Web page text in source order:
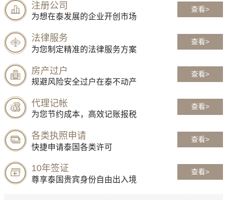
注册公司
为想在泰发展的企业开创市场
查看>
法律服务
为您制定精准的法律服务方案
查看>
房产过户
规避风险安全过户在泰不动产
查看>
代理记帐
为您节约成本，高效记账报税
查看>
各类执照申请
快捷申请泰国各类许可
查看>
10年签证
尊享泰国贵宾身份自由出入境
查看>